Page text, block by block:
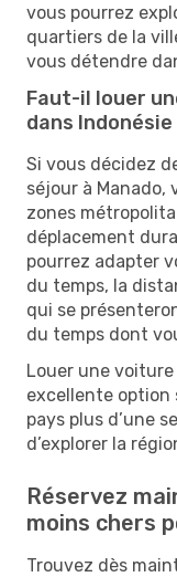
vous pourrez
quartiers de la
vous détendre
Faut-il louer
dans Indonésie
Si vous décidez
séjour à Manado,
zones
déplacement
pourrez adapter
du temps, la
qui se
du temps dont
Louer une
excellente option
pays plus d’une
d’explorer la
Réservez
moins chers
Trouvez dès